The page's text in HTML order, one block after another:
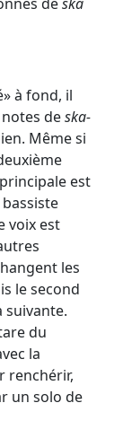
à fond, il
deska-
Même si
est
voix est
les
le second
suivante.
du
la
renchérir,
un solo de